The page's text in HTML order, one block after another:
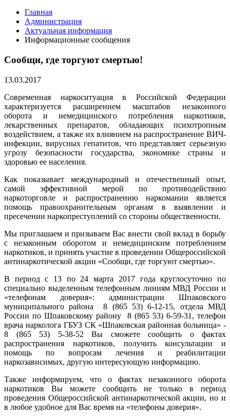
Главная
Администрация
Актуальная информация
Информационные сообщения
Сообщи, где торгуют смертью!
13.03.2017
Современная наркоситуация в Российской Федерации
характеризуется расширением масштабов незаконного
оборота и немедицинского потребления наркотиков,
лекарственных препаратов, обладающих психотропным
воздействием, а также их влиянием на распространение ВИЧ-
инфекции, вирусных гепатитов, что представляет серьезную
угрозу безопасности государства, экономике страны и
здоровью ее населения.
Как показывает международный и отечественный опыт,
самой эффективной мерой по противодействию
наркоторговле и распространению наркомании является
помощь правоохранительным органам в выявлении и
пресечении наркопреступлений со стороны общественности.
Мы приглашаем и призываем Вас внести свой вклад в борьбу
с незаконным оборотом и немедицинским потреблением
наркотиков, и принять участие в проведении Общероссийской
антинаркотической акции «Сообщи, где торгуют смертью».
В период с 13 по 24 марта 2017 года круглосуточно по
специально выделенным телефонным линиям МВД России и
«телефонам доверия»: администрации Шпаковского
муниципального района 8 (865 53) 6-12-15, отдела МВД
России по Шпаковскому району 8 (865 53) 6-59-31, телефон
врача нарколога ГБУЗ СК «Шпаковская районная больница» -
8 (865 53) 5-38-52 Вы сможете сообщить о фактах
распространения наркотиков, получить консультации и
помощь по вопросам лечения и реабилитации
наркозависимых, другую интересующую информацию.
Также информируем, что о фактах незаконного оборота
наркотиков Вы можете сообщить не только в период
проведения Общероссийской антинаркотической акции, но и
в любое удобное для Вас время на «телефоны доверия».